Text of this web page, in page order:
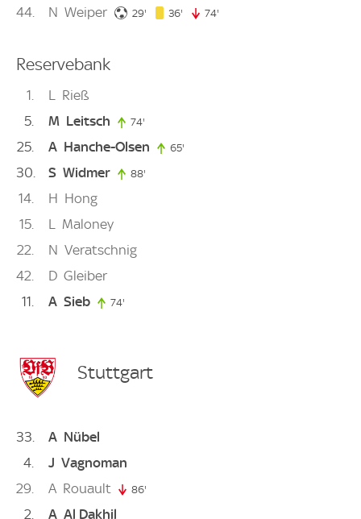
44 N Weiper 29' 29. minute
36' 36. minute
74'
Reservebank
1 L
Rieß
5
M Leitsch 74'
25 A Hanche-Olsen 65'
30 S Widmer 88'
14 H Hong
15
L Maloney
22
N Veratschnig
42
D Gleiber
11
A Sieb 74'
Stuttgart
33 A Nübel
4
J Vagnoman
29
A Rouault 86'
2 A Al Dakhil